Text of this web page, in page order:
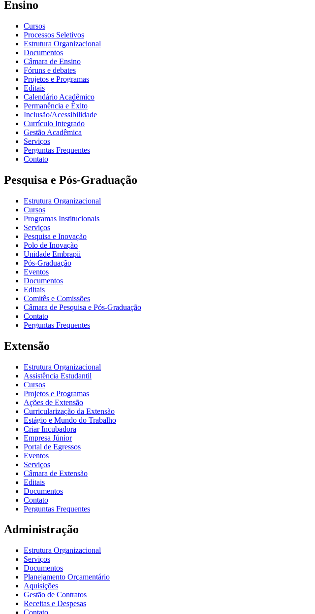
Ensino
Cursos
Processos Seletivos
Estrutura Organizacional
Documentos
Câmara de Ensino
Fóruns e debates
Projetos e Programas
Editais
Calendário Acadêmico
Permanência e Êxito
Inclusão/Acessibilidade
Currículo Integrado
Gestão Acadêmica
Serviços
Perguntas Frequentes
Contato
Pesquisa e Pós-Graduação
Estrutura Organizacional
Cursos
Programas Institucionais
Serviços
Pesquisa e Inovação
Polo de Inovação
Unidade Embrapii
Pós-Graduação
Eventos
Documentos
Editais
Comitês e Comissões
Câmara de Pesquisa e Pós-Graduação
Contato
Perguntas Frequentes
Extensão
Estrutura Organizacional
Assistência Estudantil
Cursos
Projetos e Programas
Ações de Extensão
Curricularização da Extensão
Estágio e Mundo do Trabalho
Criar Incubadora
Empresa Júnior
Portal de Egressos
Eventos
Serviços
Câmara de Extensão
Editais
Documentos
Contato
Perguntas Frequentes
Administração
Estrutura Organizacional
Serviços
Documentos
Planejamento Orçamentário
Aquisições
Gestão de Contratos
Receitas e Despesas